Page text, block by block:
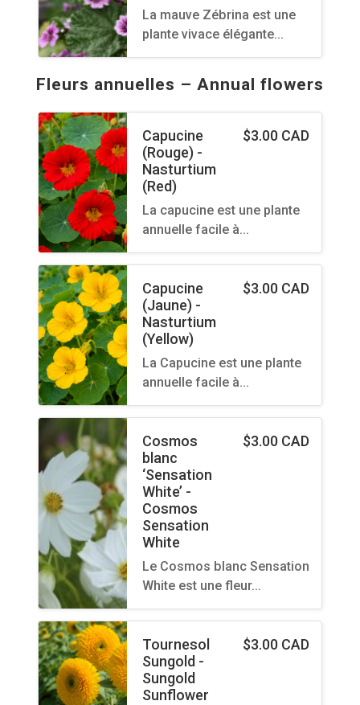
La mauve Zébrina est une
plante vivace élégante…
Fleurs annuelles – Annual flowers
Capucine
(Rouge) -
Nasturtium
(Red)
$3.00 CAD
La capucine est une plante
annuelle facile à…
Capucine
(Jaune) -
Nasturtium
(Yellow)
$3.00 CAD
La Capucine est une plante
annuelle facile à…
Cosmos
blanc
‘Sensation
White’ -
Cosmos
Sensation
White
$3.00 CAD
Le Cosmos blanc Sensation
White est une fleur…
Tournesol
Sungold -
Sungold
Sunflower
$3.00 CAD